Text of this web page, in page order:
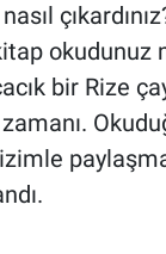
okudunuz
bir Rize